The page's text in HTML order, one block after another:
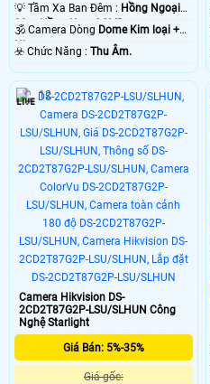
💡 Tầm Xa Ban Đêm : Hồng Ngoại
30m Hồng Ngoại SMD.
🕉️ Camera Dòng Dome Kim loại +
Nhựa.
️☣️ Chức Năng : Thu Âm.
Camera Hikvision DS-
2CD2T87G2P-LSU/SLHUN Công
Nghệ Starlight
Giá Bán: 5%-35%
Giá gốc:
12